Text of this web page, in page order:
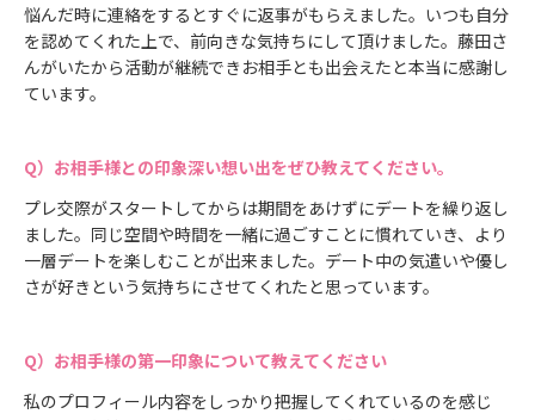
悩んだ時に連絡をするとすぐに返事がもらえました。いつも自分
を認めてくれた上で、前向きな気持ちにして頂けました。藤田さ
んがいたから活動が継続できお相手とも出会えたと本当に感謝し
ています。
お相手様との印象深い想い出をぜひ教えてください。
プレ交際がスタートしてからは期間をあけずにデートを繰り返し
ました。同じ空間や時間を一緒に過ごすことに慣れていき、より
一層デートを楽しむことが出来ました。デート中の気遣いや優し
さが好きという気持ちにさせてくれたと思っています。
お相手様の第一印象について教えてください
私のプロフィール内容をしっかり把握してくれているのを感じ